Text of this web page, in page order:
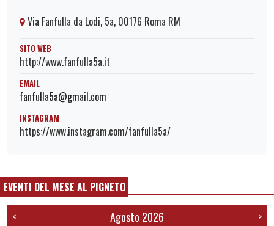
Via Fanfulla da Lodi, 5a, 00176 Roma RM
SITO WEB
http://www.fanfulla5a.it
EMAIL
fanfulla5a@gmail.com
INSTAGRAM
https://www.instagram.com/fanfulla5a/
EVENTI DEL MESE AL PIGNETO
< Agosto 2026 >